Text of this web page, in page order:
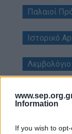
Information
If you wish to
Φωτογραφικό
Λογότυπα
Παλαιοί
Ιστορικό
Λεμβολόγιο